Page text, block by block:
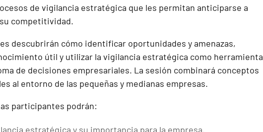
de vigilancia estratégica que les permitan anticiparse a
competitividad.
descubrirán cómo identificar oportunidades y amenazas,
útil y utilizar la vigilancia estratégica como herramienta
de decisiones empresariales. La sesión combinará conceptos
al entorno de las pequeñas y medianas empresas.
participantes podrán:
estratégica y su importancia para la empresa.